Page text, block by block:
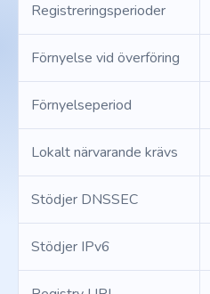
Registreringsperioder
Förnyelse vid överföring
Förnyelseperiod
Lokalt närvarande krävs
Stödjer DNSSEC
Stödjer IPv6